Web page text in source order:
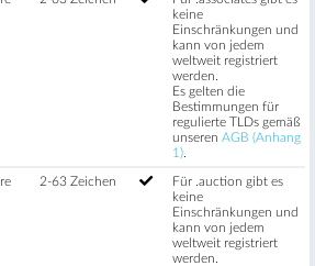
keine
Einschränkungen und
kann von jedem
weltweit registriert
werden.
Es gelten die
Bestimmungen für
regulierte TLDs gemäß
unseren AGB (Anhang
1)
2-63 Zeichen
Für .auction gibt es
keine
Einschränkungen und
kann von jedem
weltweit registriert
werden.